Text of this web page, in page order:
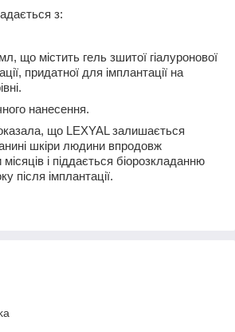
з:
що містить гель зшитої гіалуронової
придатної для імплантації на
нанесення.
що LEXYAL залишається
шкіри людини впродовж
і піддається біорозкладанню
після імплантації.